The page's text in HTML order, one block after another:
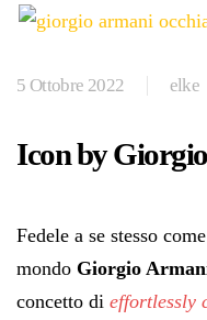
5 Ottobre 2022 elke
Icon by
Fedele a se stesso
mondo Giorgio
concetto di effortlessly